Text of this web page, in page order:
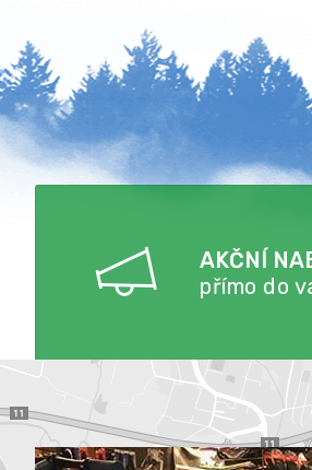
AKČNÍ
přímo do